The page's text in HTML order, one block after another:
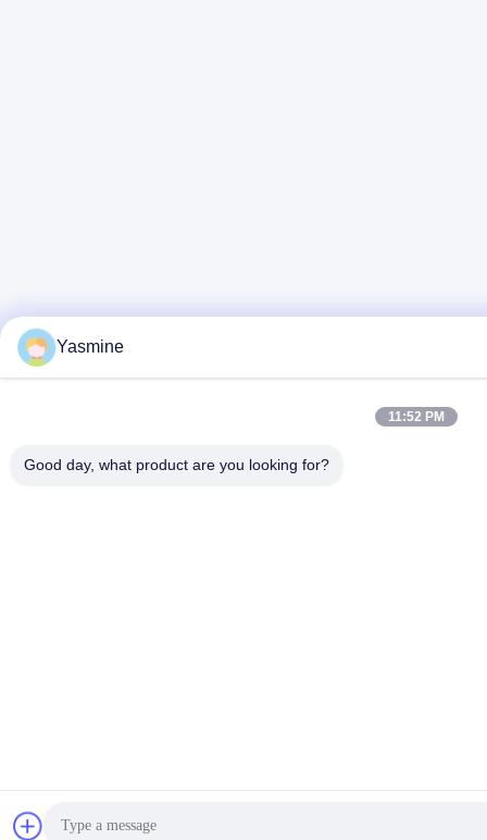
Yasmine
11:52 PM
Good day, what product are you looking for?